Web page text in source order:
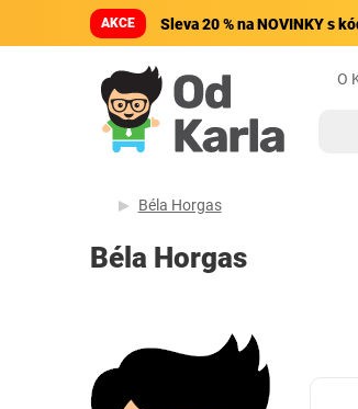
AKCE Sleva 20 % na NOVINKY s
O
Béla Horgas
Béla Horgas